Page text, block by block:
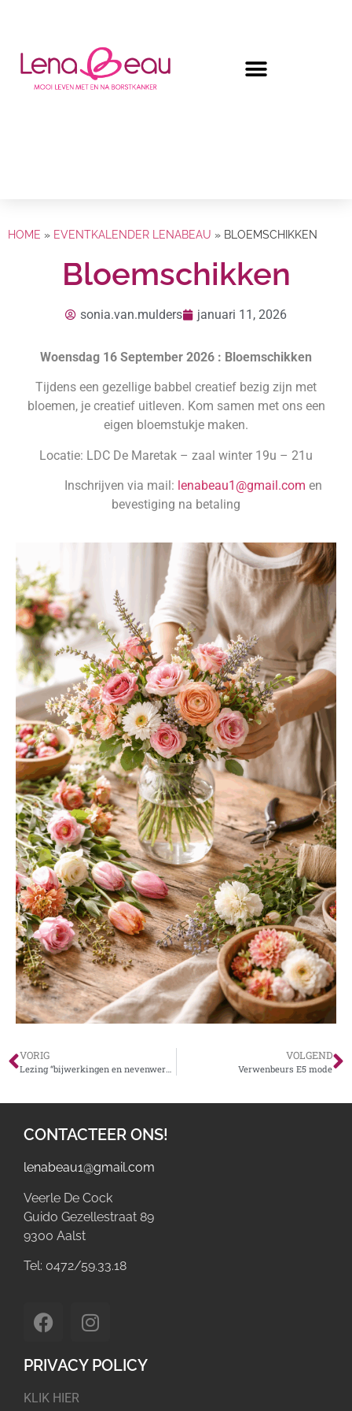
HOME » EVENTKALENDER LENABEAU » BLOEMSCHIKKEN
Bloemschikken
sonia.van.mulders januari 11, 2026
Woensdag 16 September 2026 : Bloemschikken
Tijdens een gezellige babbel creatief bezig zijn met
bloemen, je creatief uitleven. Kom samen met ons een
eigen bloemstukje maken.
Locatie: LDC De Maretak – zaal winter 19u – 21u
Inschrijven via mail: lenabeau1@gmail.com en
bevestiging na betaling
VORIG
Lezing “bijwerkingen en nevenwerking van hormoontherapie” door Dr Cisca Langmans
VOLGEND
Verwenbeurs E5 mode
CONTACTEER ONS!
lenabeau1@gmail.com
Veerle De Cock
Guido Gezellestraat 89
9300 Aalst
Tel: 0472/59.33.18
PRIVACY POLICY
KLIK HIER